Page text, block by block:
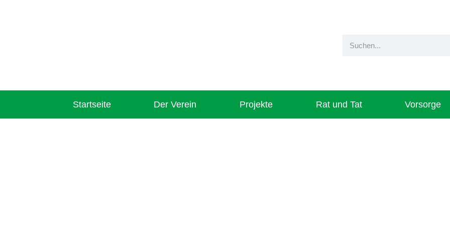
Startseite Der Verein Projekte Rat und Tat Vorsorge